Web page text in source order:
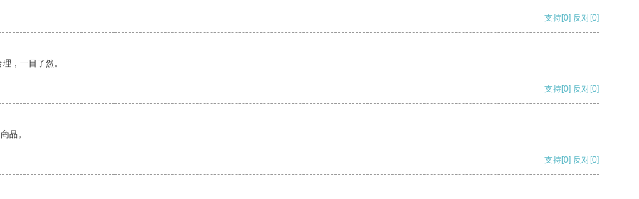
支持[0] 反对[0]
，一目了然。
支持[0] 反对[0]
品。
支持[0] 反对[0]